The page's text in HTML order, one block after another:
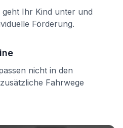
Ihr Kind unter und
Förderung.
nicht in den
Fahrwege